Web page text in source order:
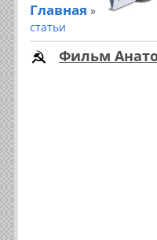
Главная »
статьи
Фильм